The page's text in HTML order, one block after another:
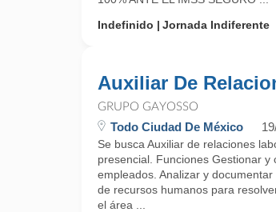
Indefinido
Jornada Indiferente
Auxiliar De
GRUPO GAYOSSO
Todo Ciudad De México
Se busca Auxiliar de relaciones
presencial. Funciones Gestionar
empleados. Analizar y
de recursos humanos para
el área ...